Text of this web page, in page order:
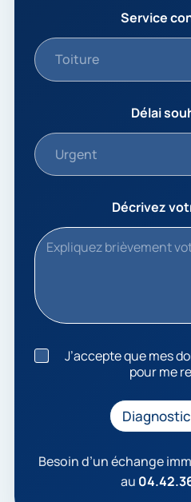
Service
Toiture
Délai
Urgent
Décrivez
J
’
J’accepte que mes
pour me
Besoin d’un échange
au